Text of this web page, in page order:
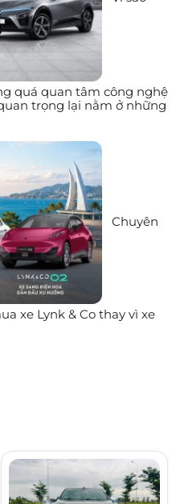
quá quan tâm công nghệ
trọng lại nằm ở những
Chuyên
xe Lynk & Co thay vì xe